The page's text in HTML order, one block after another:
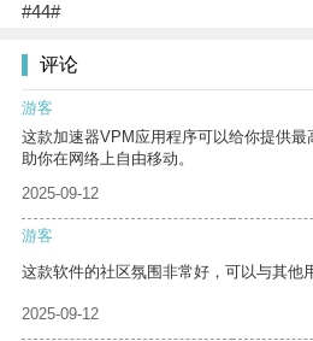
#44#
评论
游客
这款加速器VPM应用程序可以给你提供
助你在网络上自由移动。
2025-09-12
游客
这款软件的社区氛围非常好，可以与其他
2025-09-12